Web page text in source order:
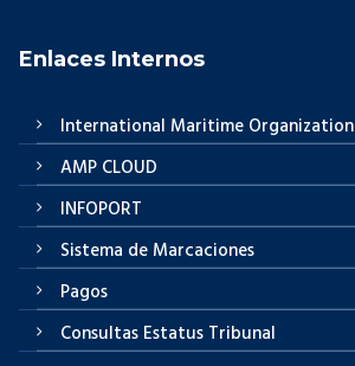
Enlaces Internos
International Maritime Organization
AMP CLOUD
INFOPORT
Sistema de Marcaciones
Pagos
Consultas Estatus Tribunal